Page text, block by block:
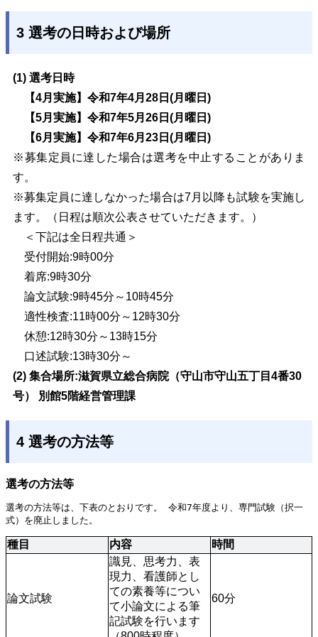
3 選考の日時および場所
(1) 選考日時
【4月実施】令和7年4月28日(月曜日)
【5月実施】令和7年5月26日(月曜日)
【6月実施】令和7年6月23日(月曜日)
※募集定員に達した場合は選考を中止することがありま
す。
※募集定員に達しなかった場合は7月以降も試験を実施し
ます。（日程は順次公表させていただきます。）
＜下記は全日程共通＞
受付開始:9時00分
着席:9時30分
論文試験:9時45分～10時45分
適性検査:11時00分～12時30分
休憩:12時30分～13時15分
口述試験:13時30分～
(2) 集合場所:滋賀県立総合病院（守山市守山五丁目4番30
号） 別館5階経営管理課
4 選考の方法等
選考の方法等
選考の方法等は、下表のとおりです。 令和7年度より、専門試験（択一
式）を廃止しました。
種目 内容 時間
論文試験
識見、思考力、表
現力、看護師とし
ての素養等につい
て小論文による筆
記試験を行います
60分